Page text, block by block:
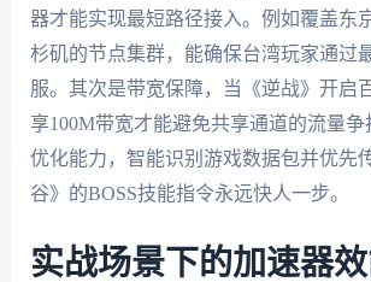
器才能实现最短路径接入。例如覆盖东
杉矶的节点集群，能确保台湾玩家通过
服。其次是带宽保障，当《逆战》开启
享100M带宽才能避免共享通道的流量
优化能力，智能识别游戏数据包并优先
谷》的BOSS技能指令永远快人一步。
实战场景下的加速器